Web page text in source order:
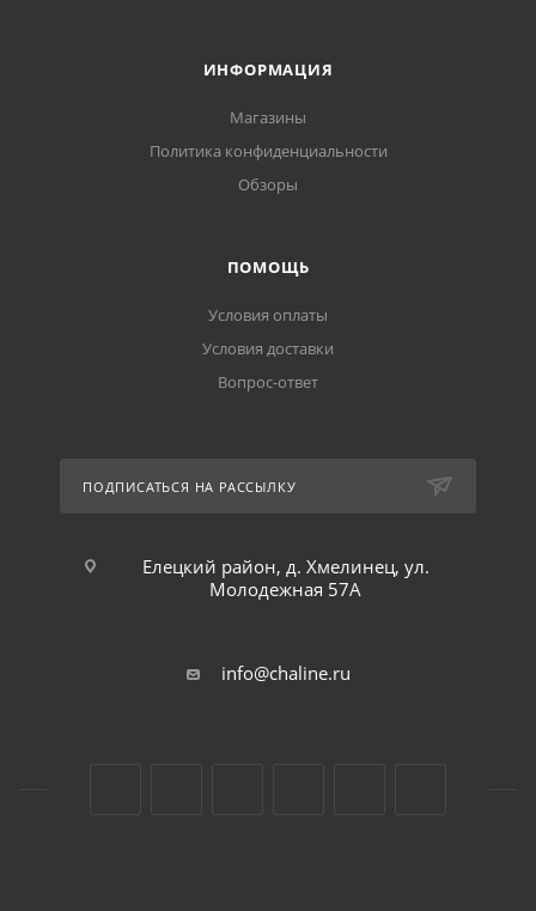
ИНФОРМАЦИЯ
Магазины
Политика конфиденциальности
Обзоры
ПОМОЩЬ
Условия оплаты
Условия доставки
Вопрос-ответ
ПОДПИСАТЬСЯ НА РАССЫЛКУ
Елецкий район, д. Хмелинец, ул.
Молодежная 57А
info@chaline.ru